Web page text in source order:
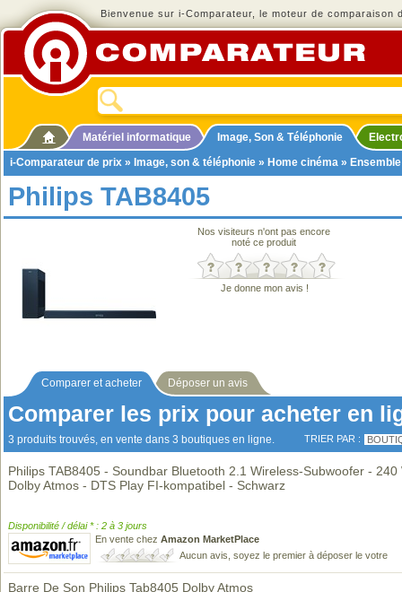
Bienvenue sur i-Comparateur, le moteur de comparaison
Matériel informatique Image, Son & Téléphonie
i-Comparateur de prix » Image, son & téléphonie » Home cinéma »
Philips TAB8405
Nos visiteurs n'ont pas encore
noté ce produit
Je donne mon avis !
Comparer et acheter Déposer un avis
Comparer les prix pour acheter en
3 produits trouvés, en vente dans 3 boutiques en ligne. TRIER PAR :
Philips TAB8405 - Soundbar Bluetooth 2.1 Wireless-Subwoofer - 240
Dolby Atmos - DTS Play FI-kompatibel - Schwarz
Disponibilité / délai * : 2 à 3 jours
En vente chez Amazon MarketPlace
Aucun avis, soyez le premier à déposer le votre
Barre De Son Philips Tab8405 Dolby Atmos